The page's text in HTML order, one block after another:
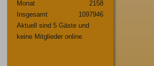
Monat
2158
Insgesamt
1097946
Aktuell sind 5 Gäste und
keine Mitglieder online